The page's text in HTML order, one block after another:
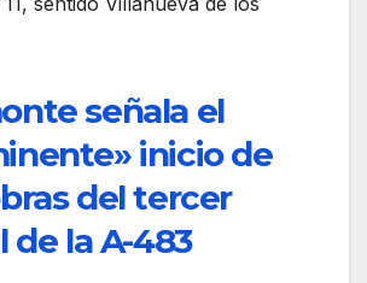
señala el
inicio de
del tercer
de la A-483